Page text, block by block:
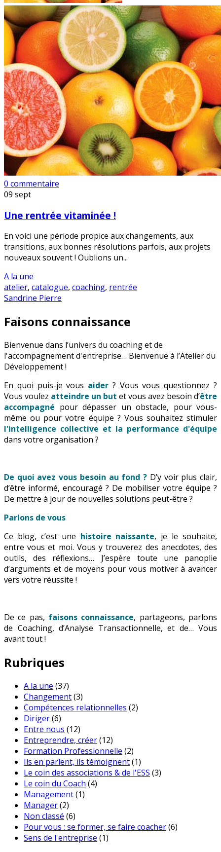
0 commentaire
09 sept
Une rentrée vitaminée !
En voici une période propice aux changements, aux
transitions, aux bonnes résolutions parfois, aux projets
nouveaux souvent ! Oublions un...
A la une
atelier, catalogue, coaching, rentrée
Sandrine Pierre
Faisons connaissance
Bienvenue dans l’univers du coaching et de
l'accompagnement d'entreprise… Bienvenue à l’Atelier du
Développement !
En quoi puis-je vous aider ? Vous vous questionnez ?
Vous voulez atteindre un but et vous avez besoin d’être
accompagné pour dépasser un obstacle, pour vous-
même ou pour votre équipe ? Vous souhaitez stimuler
l'intelligence collective et la performance d'équipe
dans votre organisation ?
De quoi avez vous besoin au fond ? D’y voir plus clair,
d’être informé, encouragé ? De mobiliser votre équipe ?
De mettre à jour de nouvelles solutions peut-être ?
Parlons de vous
Ce blog, c’est une histoire naissante, je le souhaite,
entre vous et moi. Vous y trouverez des anecdotes, des
outils, des réflexions… J’espère toute une panoplie
d’arguments et de moyens pour vous motiver à avancer
vers votre réussite !
De ce pas, faisons connaissance, partageons, parlons
de Coaching, d’Analyse Transactionnelle, et de… Vous
avant tout !
Rubriques
A la une (37)
Changement(3)
Compétences relationnelles (2)
Diriger(6)
Entre nous (12)
Entreprendre, créer(12)
Formation Professionnelle (2)
Ils en parlent, ils témoignent(1)
Le coin des associations & de l'ESS (3)
Le coin du Coach (4)
Management(1)
Manager(2)
Non classé (6)
Pour vous : se former, se faire coacher(6)
Sens de l'entreprise (1)